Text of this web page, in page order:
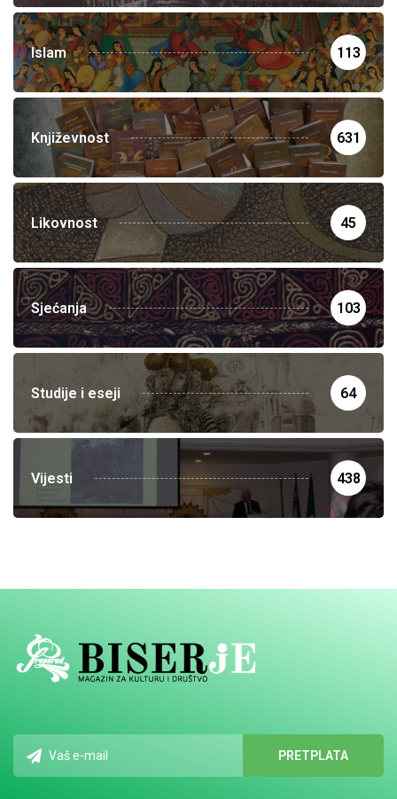
Islam 113
Književnost 631
Likovnost 45
Sjećanja 103
Studije i eseji 64
Vijesti 438